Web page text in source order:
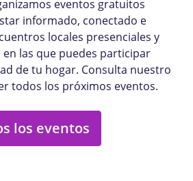
eventos gratuitos
informado, conectado e
locales presenciales y
las que puedes participar
de tu hogar. Consulta nuestro
todos los próximos eventos.
los eventos